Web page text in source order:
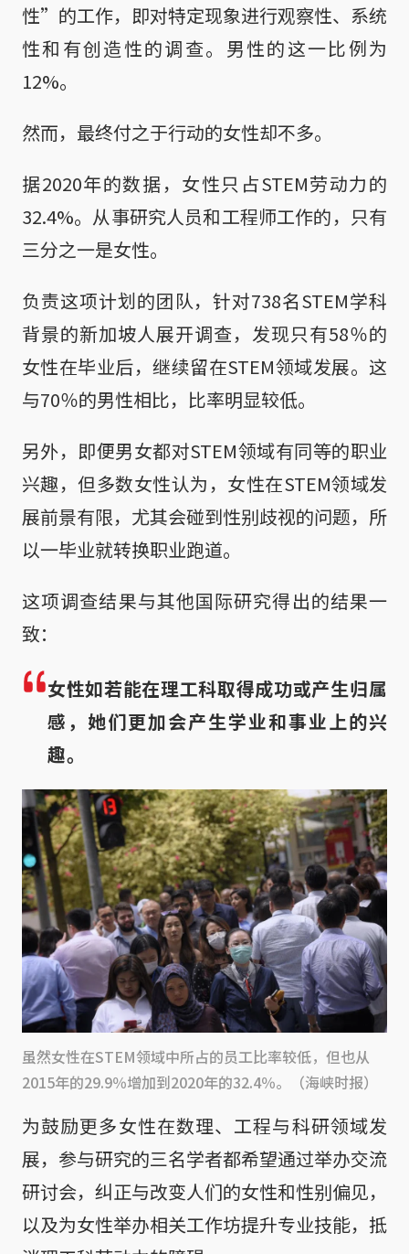
性”的工作，即对特定现象进行观察性、系统
性和有创造性的调查。男性的这一比例为
12%。
然而，最终付之于行动的女性却不多。
据2020年的数据，女性只占STEM劳动力的
32.4%。从事研究人员和工程师工作的，只有
三分之一是女性。
负责这项计划的团队，针对738名STEM学科
背景的新加坡人展开调查，发现只有58％的
女性在毕业后，继续留在STEM领域发展。这
与70％的男性相比，比率明显较低。
另外，即便男女都对STEM领域有同等的职业
兴趣，但多数女性认为，女性在STEM领域发
展前景有限，尤其会碰到性别歧视的问题，所
以一毕业就转换职业跑道。
这项调查结果与其他国际研究得出的结果一
致：
女性如若能在理工科取得成功或产生归属
感，她们更加会产生学业和事业上的兴
趣。
虽然女性在STEM领域中所占的员工比率较低，但也从
2015年的29.9％增加到2020年的32.4％。（海峡时报）
为鼓励更多女性在数理、工程与科研领域发
展，参与研究的三名学者都希望通过举办交流
研讨会，纠正与改变人们的女性和性别偏见，
以及为女性举办相关工作坊提升专业技能，抵